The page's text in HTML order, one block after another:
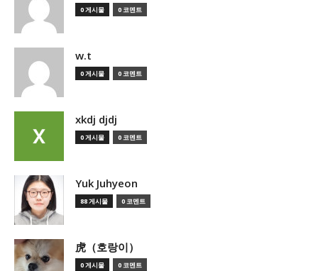
0 게시물 0 코멘트
w.t
0 게시물 0 코멘트
xkdj djdj
0 게시물 0 코멘트
Yuk Juhyeon
88 게시물 0 코멘트
虎（호랑이）
0 게시물 0 코멘트